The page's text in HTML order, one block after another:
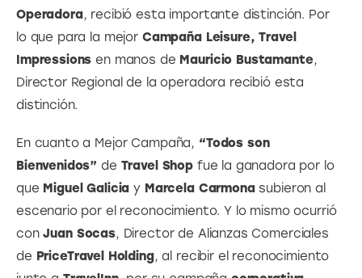
Operadora, recibió esta importante distinción. Por
lo que para la mejor Campaña Leisure, Travel
Impressions en manos de Mauricio Bustamante,
Director Regional de la operadora recibió esta
distinción.
En cuanto a Mejor Campaña, “Todos son
Bienvenidos” de Travel Shop fue la ganadora por lo
que Miguel Galicia y Marcela Carmona subieron al
escenario por el reconocimiento. Y lo mismo ocurrió
con Juan Socas, Director de Alianzas Comerciales
de PriceTravel Holding, al recibir el reconocimiento